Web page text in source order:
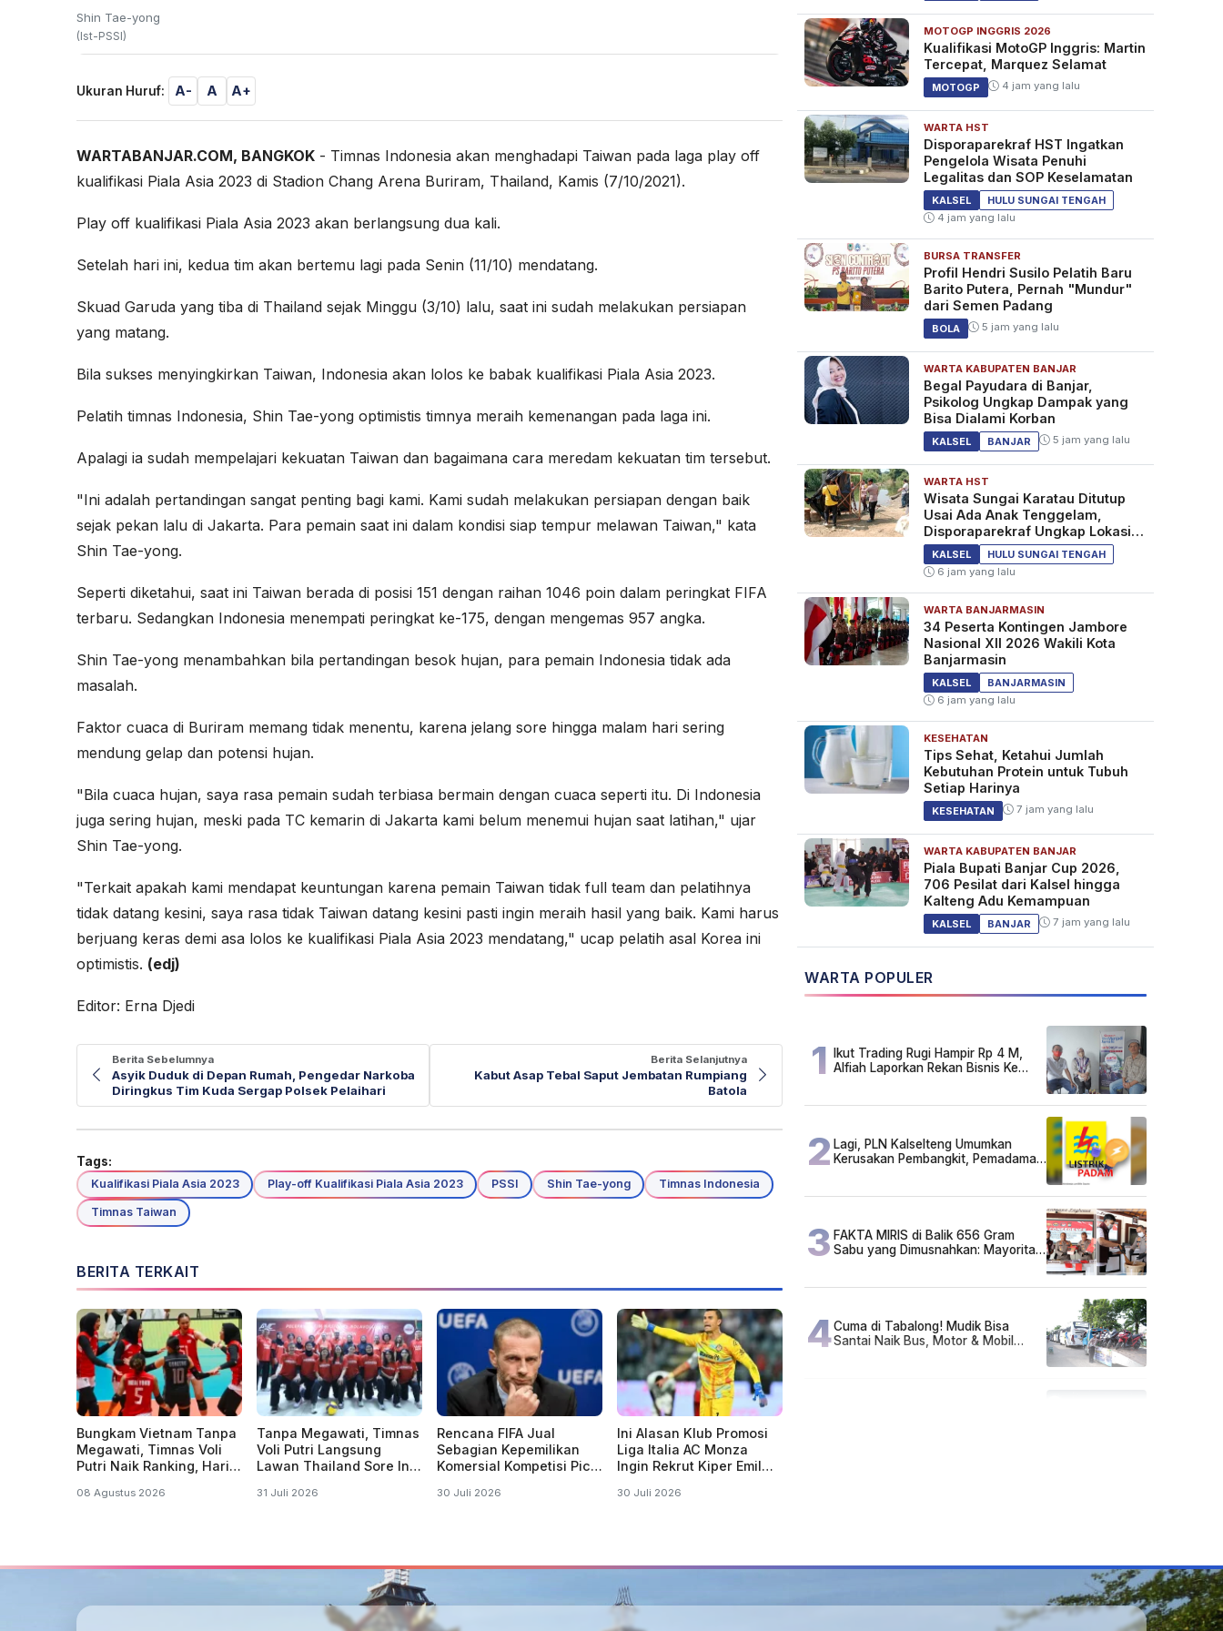
Shin Tae-yong
(Ist-PSSI)
Ukuran Huruf: A- A A+
WARTABANJAR.COM, BANGKOK - Timnas Indonesia akan menghadapi Taiwan pada laga play off
kualifikasi Piala Asia 2023 di Stadion Chang Arena Buriram, Thailand, Kamis (7/10/2021).
Play off kualifikasi Piala Asia 2023 akan berlangsung dua kali.
Setelah hari ini, kedua tim akan bertemu lagi pada Senin (11/10) mendatang.
Skuad Garuda yang tiba di Thailand sejak Minggu (3/10) lalu, saat ini sudah melakukan persiapan
yang matang.
Bila sukses menyingkirkan Taiwan, Indonesia akan lolos ke babak kualifikasi Piala Asia 2023.
Pelatih timnas Indonesia, Shin Tae-yong optimistis timnya meraih kemenangan pada laga ini.
Apalagi ia sudah mempelajari kekuatan Taiwan dan bagaimana cara meredam kekuatan tim tersebut.
"Ini adalah pertandingan sangat penting bagi kami. Kami sudah melakukan persiapan dengan baik
sejak pekan lalu di Jakarta. Para pemain saat ini dalam kondisi siap tempur melawan Taiwan," kata
Shin Tae-yong.
Seperti diketahui, saat ini Taiwan berada di posisi 151 dengan raihan 1046 poin dalam peringkat FIFA
terbaru. Sedangkan Indonesia menempati peringkat ke-175, dengan mengemas 957 angka.
Shin Tae-yong menambahkan bila pertandingan besok hujan, para pemain Indonesia tidak ada
masalah.
Faktor cuaca di Buriram memang tidak menentu, karena jelang sore hingga malam hari sering
mendung gelap dan potensi hujan.
"Bila cuaca hujan, saya rasa pemain sudah terbiasa bermain dengan cuaca seperti itu. Di Indonesia
juga sering hujan, meski pada TC kemarin di Jakarta kami belum menemui hujan saat latihan," ujar
Shin Tae-yong.
"Terkait apakah kami mendapat keuntungan karena pemain Taiwan tidak full team dan pelatihnya
tidak datang kesini, saya rasa tidak Taiwan datang kesini pasti ingin meraih hasil yang baik. Kami harus
berjuang keras demi asa lolos ke kualifikasi Piala Asia 2023 mendatang," ucap pelatih asal Korea ini
optimistis. (edj)
Editor: Erna Djedi
Berita Sebelumnya
Asyik Duduk di Depan Rumah, Pengedar Narkoba
Diringkus Tim Kuda Sergap Polsek Pelaihari
Berita Selanjutnya
Kabut Asap Tebal Saput Jembatan Rumpiang
Batola
Tags:
Kualifikasi Piala Asia 2023 Play-off Kualifikasi Piala Asia 2023 PSSI Shin Tae-yong Timnas Indonesia
Timnas Taiwan
BERITA TERKAIT
Bungkam Vietnam Tanpa
Megawati, Timnas Voli
Putri Naik Ranking, Hari
08 Agustus 2026
Tanpa Megawati, Timnas
Voli Putri Langsung
Lawan Thailand Sore Ini
31 Juli 2026
Rencana FIFA Jual
Sebagian Kepemilikan
Komersial Kompetisi Picu
30 Juli 2026
Ini Alasan Klub Promosi
Liga Italia AC Monza
Ingin Rekrut Kiper Emil
30 Juli 2026
MOTOGP INGGRIS 2026
Kualifikasi MotoGP Inggris: Martin
Tercepat, Marquez Selamat
MOTOGP 4 jam yang lalu
WARTA HST
Disporaparekraf HST Ingatkan
Pengelola Wisata Penuhi
Legalitas dan SOP Keselamatan
KALSEL
HULU SUNGAI TENGAH
4 jam yang lalu
BURSA TRANSFER
Profil Hendri Susilo Pelatih Baru
Barito Putera, Pernah "Mundur"
dari Semen Padang
BOLA 5 jam yang lalu
WARTA KABUPATEN BANJAR
Begal Payudara di Banjar,
Psikolog Ungkap Dampak yang
Bisa Dialami Korban
KALSEL BANJAR 5 jam yang lalu
WARTA HST
Wisata Sungai Karatau Ditutup
Usai Ada Anak Tenggelam,
Disporaparekraf Ungkap Lokasi
Belum Berizin
KALSEL
HULU SUNGAI TENGAH
6 jam yang lalu
WARTA BANJARMASIN
34 Peserta Kontingen Jambore
Nasional XII 2026 Wakili Kota
Banjarmasin
KALSEL
BANJARMASIN
6 jam yang lalu
KESEHATAN
Tips Sehat, Ketahui Jumlah
Kebutuhan Protein untuk Tubuh
Setiap Harinya
KESEHATAN 7 jam yang lalu
WARTA KABUPATEN BANJAR
Piala Bupati Banjar Cup 2026,
706 Pesilat dari Kalsel hingga
Kalteng Adu Kemampuan
KALSEL BANJAR 7 jam yang lalu
WARTA POPULER
1 Ikut Trading Rugi Hampir Rp 4 M,
Alfiah Laporkan Rekan Bisnis Ke
2 Lagi, PLN Kalselteng Umumkan
Kerusakan Pembangkit, Pemadaman
3 FAKTA MIRIS di Balik 656 Gram
Sabu yang Dimusnahkan: Mayoritas
4Cuma di Tabalong! Mudik Bisa
Santai Naik Bus, Motor & Mobil